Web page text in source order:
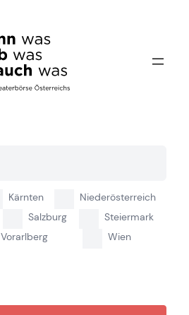
Kärnten
Niederösterreich
Salzburg
Steiermark
Vorarlberg Wien